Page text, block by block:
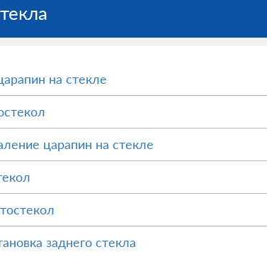
на стекле
царапин на стекле
заднего стекла